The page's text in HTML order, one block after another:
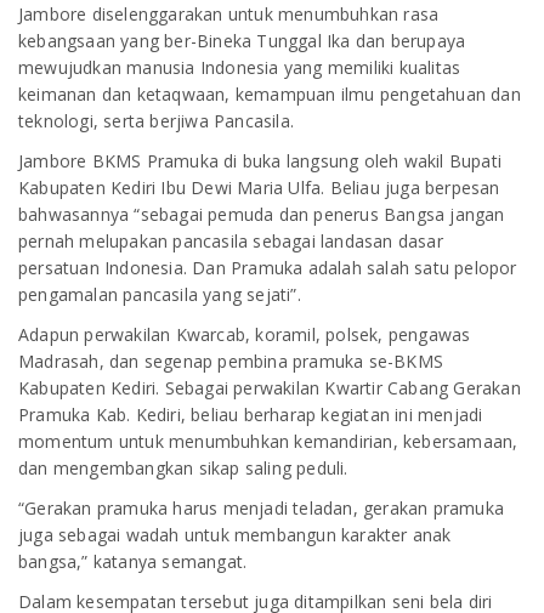
Jambore diselenggarakan untuk menumbuhkan rasa
kebangsaan yang ber-Bineka Tunggal Ika dan berupaya
mewujudkan manusia Indonesia yang memiliki kualitas
keimanan dan ketaqwaan, kemampuan ilmu pengetahuan dan
teknologi, serta berjiwa Pancasila.
Jambore BKMS Pramuka di buka langsung oleh wakil Bupati
Kabupaten Kediri Ibu Dewi Maria Ulfa. Beliau juga berpesan
bahwasannya “sebagai pemuda dan penerus Bangsa jangan
pernah melupakan pancasila sebagai landasan dasar
persatuan Indonesia. Dan Pramuka adalah salah satu pelopor
pengamalan pancasila yang sejati”.
Adapun perwakilan Kwarcab, koramil, polsek, pengawas
Madrasah, dan segenap pembina pramuka se-BKMS
Kabupaten Kediri. Sebagai perwakilan Kwartir Cabang Gerakan
Pramuka Kab. Kediri, beliau berharap kegiatan ini menjadi
momentum untuk menumbuhkan kemandirian, kebersamaan,
dan mengembangkan sikap saling peduli.
“Gerakan pramuka harus menjadi teladan, gerakan pramuka
juga sebagai wadah untuk membangun karakter anak
bangsa,” katanya semangat.
Dalam kesempatan tersebut juga ditampilkan seni bela diri